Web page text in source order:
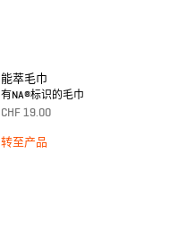
能萃毛巾
有NA®标识的毛巾
CHF 19.00
转至产品